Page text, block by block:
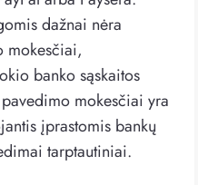
dažnai nėra
mokesčiai,
banko sąskaitos
mokesčiai yra
įprastomis bankų
tarptautiniai.